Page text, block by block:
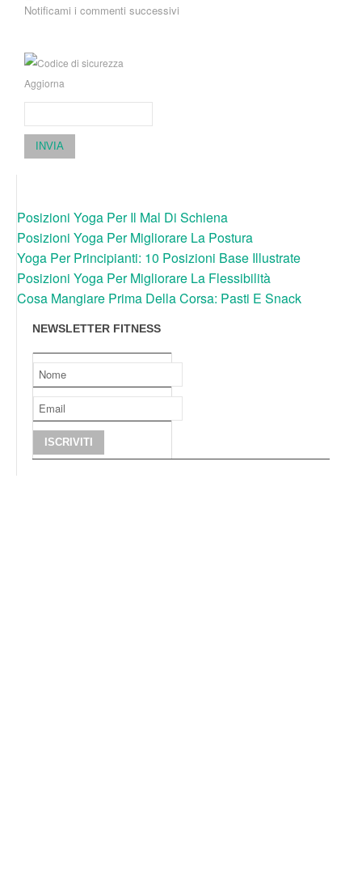
Notificami i commenti successivi
Aggiorna
INVIA
Posizioni Yoga Per Il Mal Di Schiena
Posizioni Yoga Per Migliorare La Postura
Yoga Per Principianti: 10 Posizioni Base Illustrate
Posizioni Yoga Per Migliorare La Flessibilità
Cosa Mangiare Prima Della Corsa: Pasti E Snack
NEWSLETTER FITNESS